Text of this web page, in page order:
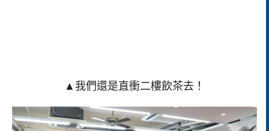
▲我們還是直衝二樓飲茶去！